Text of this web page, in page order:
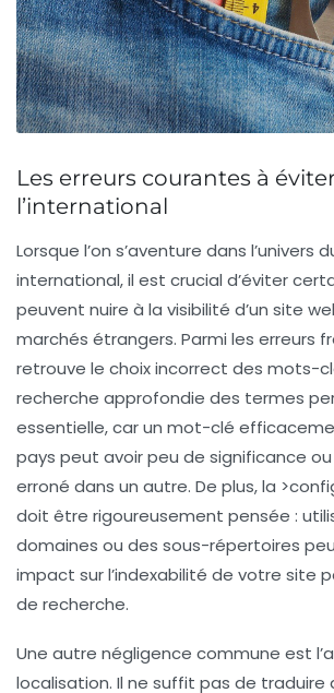
Les erreurs courantes à
l’international
Lorsque l’on s’aventure dans l’univers
international, il est crucial d’éviter
peuvent nuire à la visibilité d’un site
marchés étrangers. Parmi les erreurs
retrouve le choix incorrect des mots-
recherche approfondie des termes
essentielle, car un mot-clé
pays peut avoir peu de significance
erroné dans un autre. De plus, la
doit être rigoureusement pensée :
domaines ou des sous-répertoires
impact sur l’indexabilité de votre site
de recherche.
Une autre négligence commune est
localisation. Il ne suffit pas de traduire